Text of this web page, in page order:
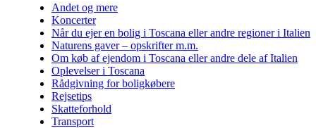
Andet og mere
Koncerter
Når du ejer en bolig i Toscana eller andre regioner i Italien
Naturens gaver – opskrifter m.m.
Om køb af ejendom i Toscana eller andre dele af Italien
Oplevelser i Toscana
Rådgivning for boligkøbere
Rejsetips
Skatteforhold
Transport